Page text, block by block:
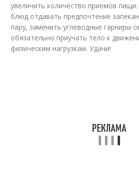
увеличить количество приёмов
блюд отдавать предпочтение
пару, заменить углеводные гарниры
обязательно приучать тело к
физическим нагрузкам. Удачи!